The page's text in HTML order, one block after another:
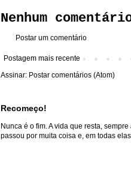
Nenhum
Postar um comentário
Postagem mais recente
Assinar: Postar comentários (Atom)
Recomeço!
Nunca é o fim. A vida que resta,
passou por muita coisa e, em todas